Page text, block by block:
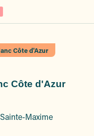
Côte d'Azur
Côte d'Azur
Maxime